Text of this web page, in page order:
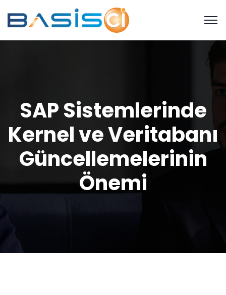
SAP Sistemlerinde
Kernel ve Veritabanı
Güncellemelerinin
Önemi